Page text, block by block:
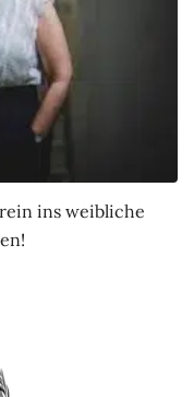
ins weibliche